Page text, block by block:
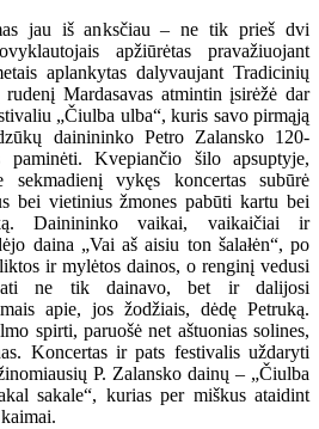
jau iš anksčiau – ne tik prieš dvi
apžiūrėtas pravažiuojant
aplankytas dalyvaujant Tradicinių
Mardasavas atmintin įsirėžė dar
„Čiulba ulba“, kuris savo pirmąją
dainininko Petro Zalansko 120-
paminėti. Kvepiančio šilo apsuptyje,
sekmadienį vykęs koncertas subūrė
bei vietinius žmones pabūti kartu bei
Dainininko vaikai, vaikaičiai ir
daina „Vai aš aisiu ton šalałėn“, po
ir mylėtos dainos, o renginį vedusi
ne tik dainavo, bet ir dalijosi
apie, jos žodžiais, dėdę Petruką.
spirti, paruošė net aštuonias solines,
Koncertas ir pats festivalis uždaryti
P. Zalansko dainų – „Čiulba
sakale“, kurias per miškus ataidint